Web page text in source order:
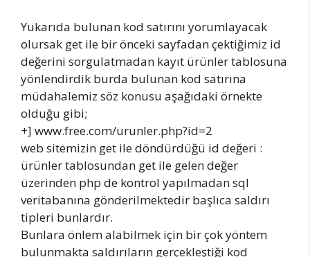
Yukarıda bulunan kod satırını yorumlayacak
olursak get ile bir önceki sayfadan çektiğimiz id
değerini sorgulatmadan kayıt ürünler tablosuna
yönlendirdik burda bulunan kod satırına
müdahalemiz söz konusu aşağıdaki örnekte
olduğu gibi;
+] www.free.com/urunler.php?id=2
web sitemizin get ile döndürdüğü id değeri :
ürünler tablosundan get ile gelen değer
üzerinden php de kontrol yapılmadan sql
veritabanına gönderilmektedir başlıca saldırı
tipleri bunlardır.
Bunlara önlem alabilmek için bir çok yöntem
bulunmakta saldırıların gerçekleştiği kod